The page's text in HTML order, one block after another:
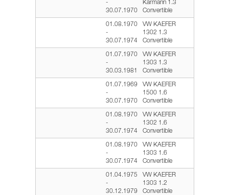
-
30.07.1970
Karmann 1.3
Convertible
01.08.1970
-
30.07.1974
VW KAEFER
1302 1.3
Convertible
01.07.1970
-
30.03.1981
VW KAEFER
1303 1.3
Convertible
01.07.1969
-
30.07.1970
VW KAEFER
1500 1.6
Convertible
01.08.1970
-
30.07.1974
VW KAEFER
1302 1.6
Convertible
01.08.1970
-
30.07.1974
VW KAEFER
1303 1.6
Convertible
01.04.1975
-
30.12.1979
VW KAEFER
1303 1.2
Convertible